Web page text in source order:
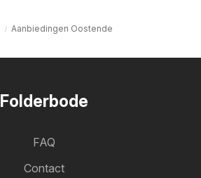
Aanbiedingen Oostende
Folderbode
FAQ
Contact